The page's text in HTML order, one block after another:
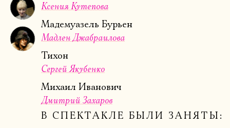
Ксения Кутепова
Мадемуазель Бурьен
Мадлен Джабраилова
Тихон
Сергей Якубенко
Михаил Иванович
Дмитрий Захаров
В СПЕКТАКЛЕ БЫЛИ ЗАНЯТЫ: